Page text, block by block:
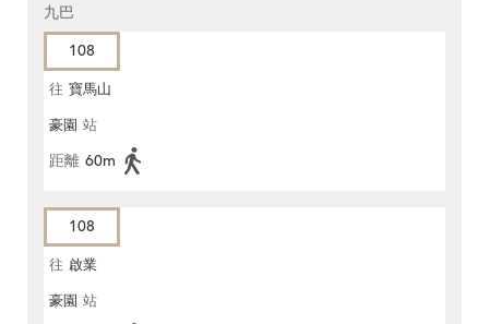
九巴
108
往 寶馬山
豪園 站
距離 60m
108
往 啟業
豪園 站